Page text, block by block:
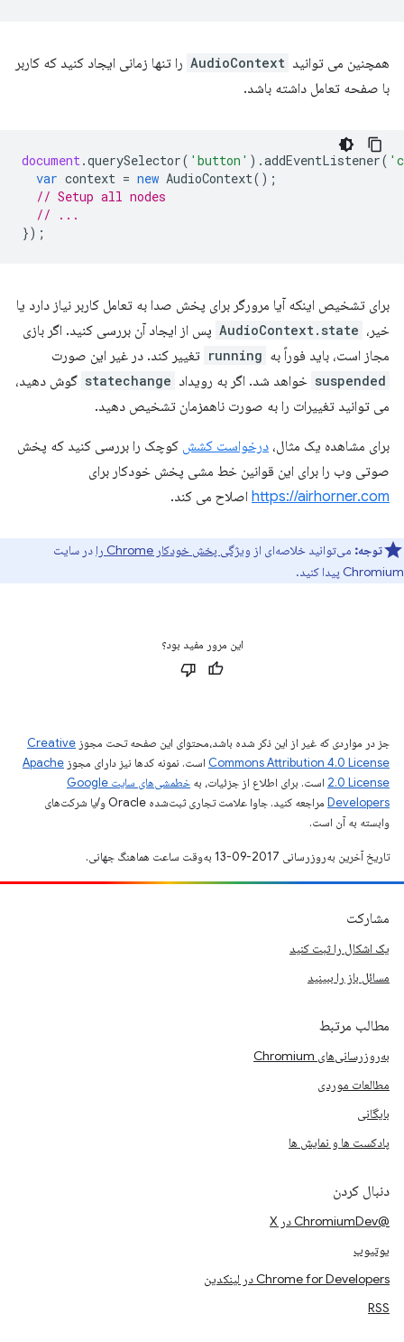
همچنین می توانید AudioContext را تنها زمانی ایجاد کنید که کاربر
با صفحه تعامل داشته باشد.
document .querySelector( 'button' ).addEventListener(
var context = new AudioContext();
// Setup all nodes
// ...
});
برای تشخیص اینکه آیا مرورگر برای پخش صدا به تعامل کاربر نیاز دارد یا
خیر، AudioContext.state پس از ایجاد آن بررسی کنید. اگر بازی
مجاز است، باید فوراً به running تغییر کند. در غیر این صورت
suspended خواهد شد. اگر به رویداد statechange گوش دهید،
می توانید تغییرات را به صورت ناهمزمان تشخیص دهید.
برای مشاهده یک مثال، درخواست کشش کوچک را بررسی کنید که پخش
صوتی وب را برای این قوانین خط مشی پخش خودکار برای
https://airhorner.com اصلاح می کند.
توجه: می‌توانید خلاصه‌ای از ویژگی پخش خودکار Chrome را
در سایت
Chromium پیدا کنید.
این مرور مفید بود؟
جز در مواردی که غیر از این ذکر شده باشد،‌محتوای این صفحه تحت مجوز Creative
Commons Attribution 4.0 License است. نمونه کدها نیز دارای مجوز Apache
2.0 License است. برای اطلاع از جزئیات، به
خطمشی‌های سایت Google
Developers‏
مراجعه کنید. جاوا علامت تجاری ثبت‌شده Oracle و/یا شرکت‌های
وابسته به آن است.
تاریخ آخرین به‌روزرسانی 2017-09-13 به‌وقت ساعت هماهنگ جهانی.
مشارکت
یک اشکال را ثبت کنید
مسائل باز را ببینید
مطالب مرتبط
به‌روزرسانی‌های Chromium
مطالعات موردی
بایگانی
پادکست ها و نمایش ها
دنبال کردن
@ChromiumDev در X
یوتیوب
Chrome for Developers در لینکدین
RSS